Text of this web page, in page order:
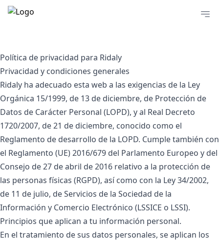
Política de privacidad para Ridaly
Privacidad y condiciones generales
Ridaly ha adecuado esta web a las exigencias de la Ley
Orgánica 15/1999, de 13 de diciembre, de Protección de
Datos de Carácter Personal (LOPD), y al Real Decreto
1720/2007, de 21 de diciembre, conocido como el
Reglamento de desarrollo de la LOPD. Cumple también con
el Reglamento (UE) 2016/679 del Parlamento Europeo y del
Consejo de 27 de abril de 2016 relativo a la protección de
las personas físicas (RGPD), así como con la Ley 34/2002,
de 11 de julio, de Servicios de la Sociedad de la
Información y Comercio Electrónico (LSSICE o LSSI).
Principios que aplican a tu información personal.
En el tratamiento de sus datos personales, se aplican los